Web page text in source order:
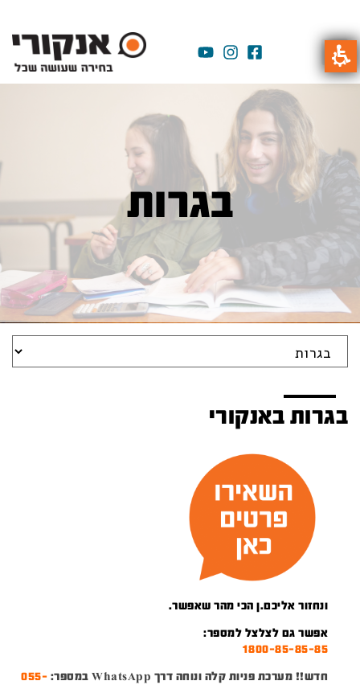
בגרות
בגרות באנקורי
ונחזור אליכם.ן הכי מהר שאפשר.
אפשר גם לצלצל למספר:
1800-85-85-85
חדש!! מערכת פניות קלה ונוחה דרך WhatsApp במספר:
055-